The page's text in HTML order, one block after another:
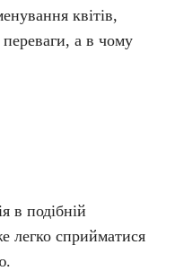
квітів,
а в чому
в подібній
легко сприйматися